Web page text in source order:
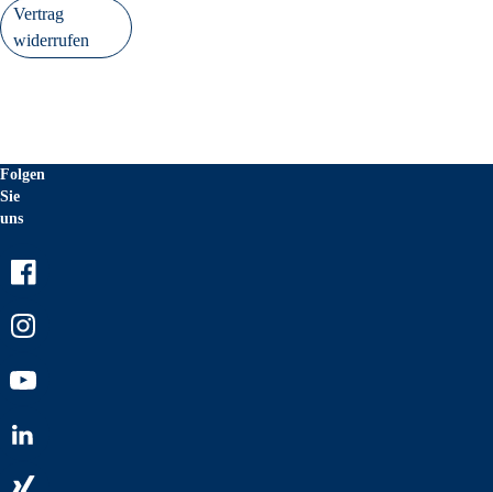
Vertrag
widerrufen
Folgen
Sie
uns
Youtube